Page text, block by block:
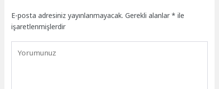
E-posta adresiniz yayınlanmayacak. Gerekli alanlar* ile
işaretlenmişlerdir